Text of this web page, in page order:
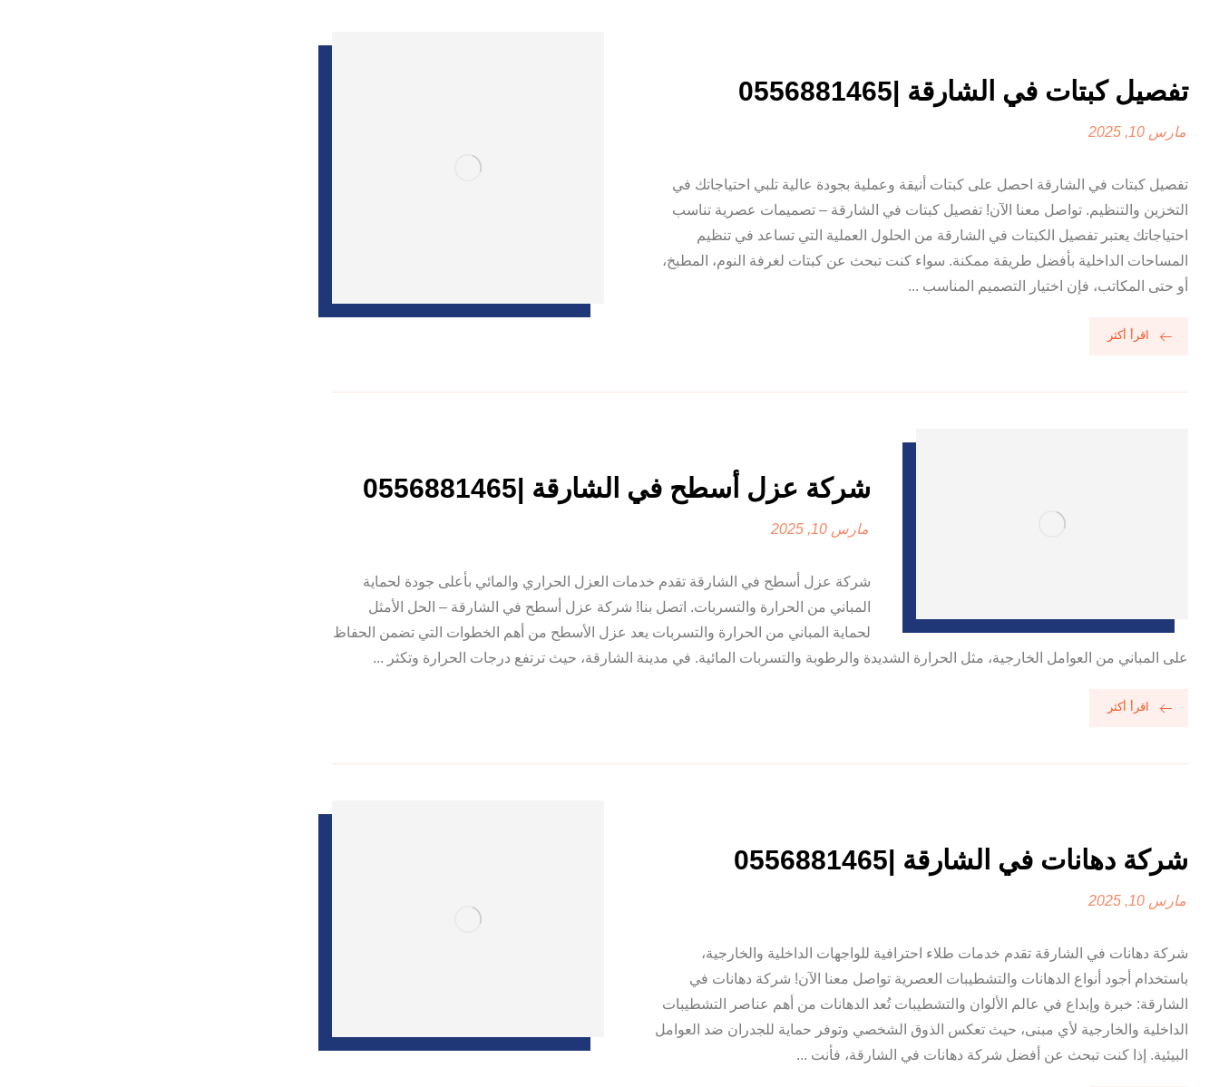
تفصيل كبتات في الشارقة |0556881465
مارس 10, 2025
تفصيل كبتات في الشارقة احصل على كبتات أنيقة وعملية بجودة عالية تلبي احتياجاتك في
التخزين والتنظيم. تواصل معنا الآن! تفصيل كبتات في الشارقة – تصميمات عصرية تناسب
احتياجاتك يعتبر تفصيل الكبتات في الشارقة من الحلول العملية التي تساعد في تنظيم
المساحات الداخلية بأفضل طريقة ممكنة. سواء كنت تبحث عن كبتات لغرفة النوم، المطبخ،
أو حتى المكاتب، فإن اختيار التصميم المناسب ...
اقرأ أكثر
شركة عزل أسطح في الشارقة |0556881465
مارس 10, 2025
شركة عزل أسطح في الشارقة تقدم خدمات العزل الحراري والمائي بأعلى جودة لحماية
المباني من الحرارة والتسربات. اتصل بنا! شركة عزل أسطح في الشارقة – الحل الأمثل
لحماية المباني من الحرارة والتسربات يعد عزل الأسطح من أهم الخطوات التي تضمن الحفاظ
على المباني من العوامل الخارجية، مثل الحرارة الشديدة والرطوبة والتسربات المائية. في مدينة الشارقة، حيث ترتفع درجات الحرارة وتكثر ...
اقرأ أكثر
شركة دهانات في الشارقة |0556881465
مارس 10, 2025
شركة دهانات في الشارقة تقدم خدمات طلاء احترافية للواجهات الداخلية والخارجية،
باستخدام أجود أنواع الدهانات والتشطيبات العصرية تواصل معنا الآن! شركة دهانات في
الشارقة: خبرة وإبداع في عالم الألوان والتشطيبات تُعد الدهانات من أهم عناصر التشطيبات
الداخلية والخارجية لأي مبنى، حيث تعكس الذوق الشخصي وتوفر حماية للجدران ضد العوامل
البيئية. إذا كنت تبحث عن أفضل شركة دهانات في الشارقة، فأنت ...